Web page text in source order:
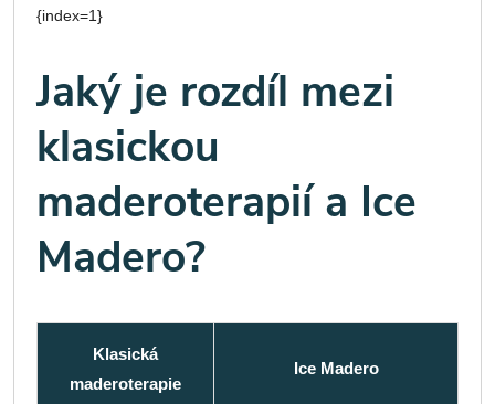
{index=1}
Jaký je rozdíl mezi
klasickou
maderoterapií a Ice
Madero?
Klasická
maderoterapie
Ice Madero